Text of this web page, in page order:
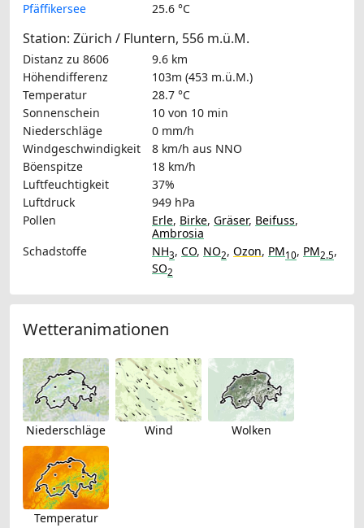
Pfäffikersee
25.6 °C
Station: Zürich / Fluntern, 556 m.ü.M.
Distanz zu 8606
9.6 km
Höhendifferenz
103m (453 m.ü.M.)
Temperatur
28.7 °C
Sonnenschein
10 von 10 min
Niederschläge
0 mm/h
Windgeschwindigkeit
8 km/h aus NNO
Böenspitze
18 km/h
Luftfeuchtigkeit
37%
Luftdruck
949 hPa
Pollen
Erle, Birke, Gräser, Beifuss,
Ambrosia
Schadstoffe
NH3, CO, NO2, Ozon, PM10, PM2.5,
SO2
Wetteranimationen
Niederschläge Wind Wolken
Temperatur